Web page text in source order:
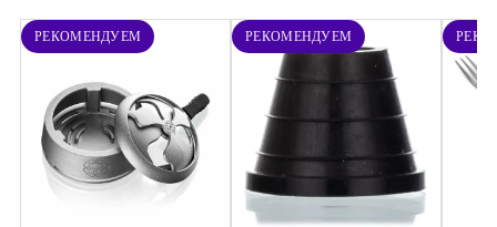
РЕКОМЕНДУЕМ РЕКОМЕНДУЕМ